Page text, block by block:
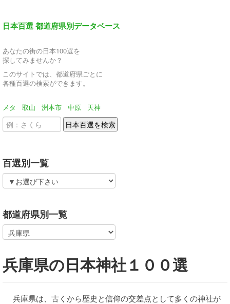
日本百選 都道府県別データベース
あなたの街の日本100選を
探してみませんか？
このサイトでは、都道府県ごとに
各種百選の検索ができます。
メタ 取山 洲本市 中原 天神
百選別一覧
都道府県別一覧
兵庫県の日本神社１００選
兵庫県は、古くから歴史と信仰の交差点として多くの神社が